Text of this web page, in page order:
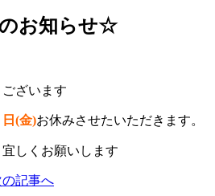
お知らせ☆
ざいます
日(金)お休みさせたいただきます。
しくお願いします
の記事へ